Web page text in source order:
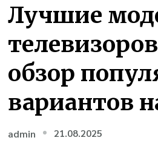
Лучшие
обзор
вариантов
admin 21.08.2025